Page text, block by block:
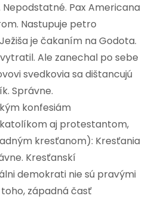
Nepodstatné. Pax Americana
Nastupuje petro
je čakaním na Godota.
Ale zanechal po sebe
svedkovia sa dištancujú
Správne.
konfesiám
aj protestantom,
kresťanom): Kresťania
Kresťanskí
demokrati nie sú pravými
západná časť